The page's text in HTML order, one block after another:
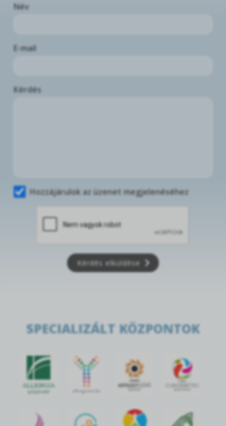
Név
E-mail
Kérdés
Hozzájárulok az üzenet megjelenéséhez
Kérdés elküldése
SPECIALIZÁLT KÖZPONTOK